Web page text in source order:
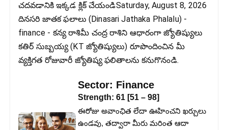
చదవడానికి ఇక్కడ క్లిక్ చేయండిSaturday, August 8, 2026
దినసరి జాతక ఫలాలు (Dinasari Jathaka Phalalu) -
finance - కన్య రాశిమీ చంద్ర రాశిని ఆధారంగా జ్యోతిష్యులు
కతిర్ సుబ్బయ్య (KT జ్యోతిష్యులు) రూపొందించిన మీ
వ్యక్తిగత రోజువారీ జ్యోతిష్య ఫలితాలను కనుగొనండి.
Sector: Finance
Strength: 61 [51 – 98]
ఈరోజు అవాంఛిత లేదా ఊహించని ఖర్చులు
ఉండవు, తద్వారా మీరు మరింత ఆదా